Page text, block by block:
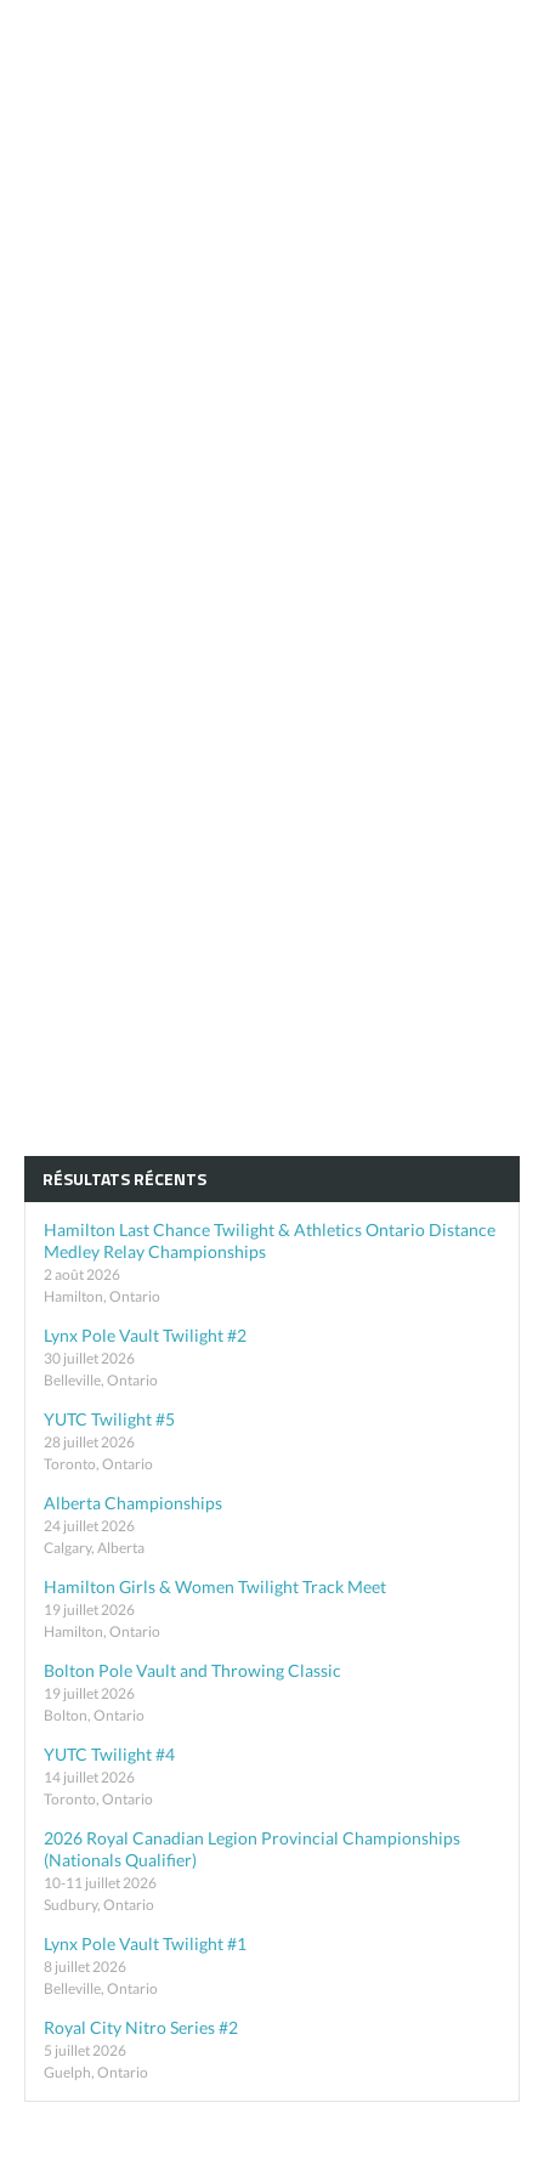
RÉSULTATS RÉCENTS
Hamilton Last Chance Twilight & Athletics Ontario Distance
Medley Relay Championships
2 août 2026
Hamilton, Ontario
Lynx Pole Vault Twilight #2
30 juillet 2026
Belleville, Ontario
YUTC Twilight #5
28 juillet 2026
Toronto, Ontario
Alberta Championships
24 juillet 2026
Calgary, Alberta
Hamilton Girls & Women Twilight Track Meet
19 juillet 2026
Hamilton, Ontario
Bolton Pole Vault and Throwing Classic
19 juillet 2026
Bolton, Ontario
YUTC Twilight #4
14 juillet 2026
Toronto, Ontario
2026 Royal Canadian Legion Provincial Championships
(Nationals Qualifier)
10-11 juillet 2026
Sudbury, Ontario
Lynx Pole Vault Twilight #1
8 juillet 2026
Belleville, Ontario
Royal City Nitro Series #2
5 juillet 2026
Guelph, Ontario